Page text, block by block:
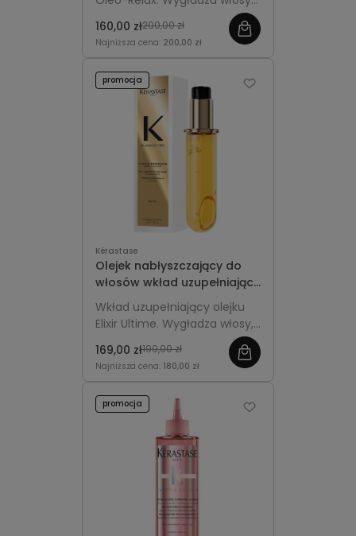
Relax Refill 75ml
puszące się, chroni przed
wilgocią i puszeniem oraz
dodaje blasku i miękkości.
160,00 zł200,00 zł
Najniższa cena: 200,00 zł
Kérastase
Olejek nabłyszczający do
włosów wkład uzupełniający
- Kérastase Elixir Ultime
Refill 75ml
Wkład uzupełniający olejku
Elixir Ultime. Wygładza włosy,
nadaje im połysk i miękkość,
chroniąc przed puszeniem i
utratą blasku.
169,00 zł190,00 zł
Najniższa cena: 180,00 zł
promocja
promocja